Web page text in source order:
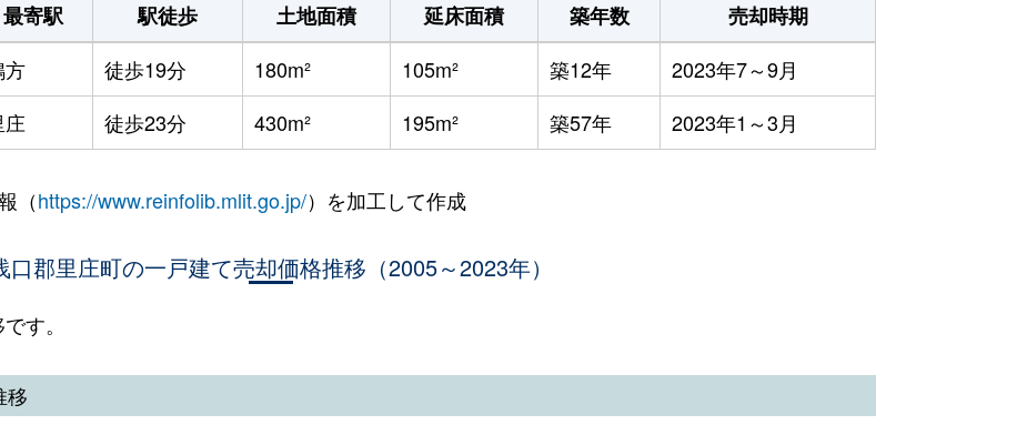
最寄駅 駅徒歩 土地面積 延床面積 築年数
売却時期
方 徒歩19分 180m² 105m² 築12年
2023年7～9月
庄 徒歩23分 430m² 195m² 築57年 2023年1～3月
（https://www.reinfolib.mlit.go.jp/）を加工して作成
口郡里庄町の一戸建て売却価格推移（2005～2023年）
す。
移